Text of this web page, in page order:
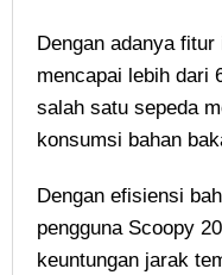
Dengan adanya
mencapai lebih dari
salah satu sepeda
konsumsi bahan
Dengan efisiensi
pengguna Scoopy
keuntungan jarak